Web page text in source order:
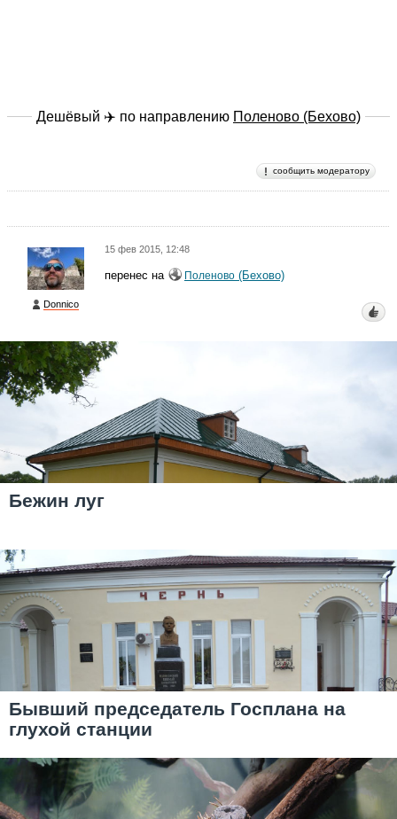
Дешёвый ✈️ по направлению Поленово (Бехово)
сообщить модератору
Donnico
15 фев 2015, 12:48
перенес на Поленово (Бехово)
Бежин луг
Бывший председатель Госплана на
глухой станции